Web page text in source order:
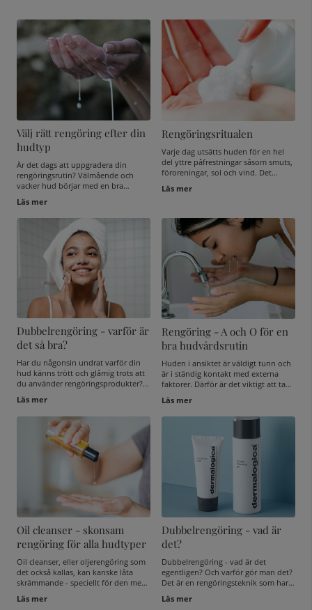
Välj rätt rengöring efter din
hudtyp
Är det dags att uppgradera din
rengöringsrutin? Välmående och
vacker hud börjar med en bra
väldig tunn och i ständig kontakt
med externa faktorer, därför är det
viktigt att du ger ansiktet lite extra
omtanke. I detta inlägg hjälper vi dig
välja rätt rengöring utifrån din
hudtyp.
Läs mer
Rengöringsritualen
Varje dag utsätts huden för en hel
del yttre påfrestningar såsom smuts,
föroreningar, sol och vind. Det
bidra till att huden åldras i förtid,
att hålla huden i schack samtidigt
som efterföljande produkter lättare
ta sig ner i huden. Så se till att
verkligen lägga ner några extra
minuter per dag på din rengöring.
Läs mer
Dubbelrengöring - varför är
det så bra?
Har du någonsin undrat varför din
hud känns trött och glåmig trots att
du använder rengöringsprodukter?
Vi lägger i genomsnitt bara 20
sekunder på att rengöra vårt ansikte
varje dag, vilket ofta inte räcker för
att lösa upp alla lager av makeup,
solkräm, hudceller och talg. Om
huden inte blir ordentligt ren, kan
dessa rester göra den glåmig och
hudirritation och känslighet. Det kan
vara dags att prova dubbelrengöring
– en effektiv metod som många
skönhetsexperter svär vid för att
uppnå en djupgående och strålande
renhet. Här delar vi med oss av hur
du får din hud ren på djupet och ger
den den vård den verkligen
förtjänar.
Läs mer
Rengöring - A och O för en
bra hudvårdsrutin
Huden i ansiktet är väldigt tunn och
är i ständig kontakt med externa
faktorer. Därför är det viktigt att ta
noggrant, morgon som kväll. Här kan
du läsa mer om varför rengöringen
hudvårdsrutin.
Läs mer
Oil cleanser - skonsam
rengöring för alla hudtyper
Oil cleanser, eller oljerengöring som
det också kallas, kan kanske låta
skrämmande - speciellt för den med
rengöringsolja har många fördelar
Läs mer
Dubbelrengöring - vad är
det?
Dubbelrengöring - vad är det
egentligen? Och varför gör man det?
Det är en rengöringsteknik som har
sitt ursprung i Asien (som många bra
hudvårdsknep) där man på kvällen
Läs mer